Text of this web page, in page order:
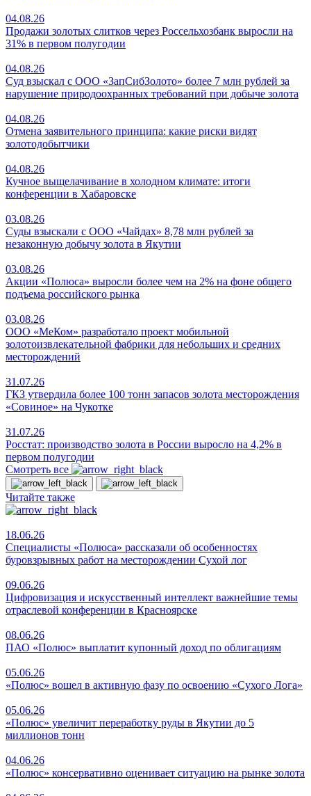
04.08.26
Продажи золотых слитков через Россельхозбанк выросли на
31% в первом полугодии
04.08.26
Суд взыскал с ООО «ЗапСибЗолото» более 7 млн рублей за
нарушение природоохранных требований при добыче золота
04.08.26
Отмена заявительного принципа: какие риски видят
золотодобытчики
04.08.26
Кучное выщелачивание в холодном климате: итоги
конференции в Хабаровске
03.08.26
Суды взыскали с ООО «Чайдах» 8,78 млн рублей за
незаконную добычу золота в Якутии
03.08.26
Акции «Полюса» выросли более чем на 2% на фоне общего
подъема российского рынка
03.08.26
ООО «МеКом» разработало проект мобильной
золотоизвлекательной фабрики для небольших и средних
месторождений
31.07.26
ГКЗ утвердила более 100 тонн запасов золота месторождения
«Совиное» на Чукотке
31.07.26
Росстат: производство золота в России выросло на 4,2% в
первом полугодии
Смотреть все
Читайте также
18.06.26
Специалисты «Полюса» рассказали об особенностях
буровзрывных работ на месторождении Сухой лог
09.06.26
Цифровизация и искусственный интеллект важнейшие темы
отраслевой конференции в Красноярске
08.06.26
ПАО «Полюс» выплатит купонный доход по облигациям
05.06.26
«Полюс» вошел в активную фазу по освоению «Сухого Лога»
05.06.26
«Полюс» увеличит переработку руды в Якутии до 5
миллионов тонн
04.06.26
«Полюс» консервативно оценивает ситуацию на рынке золота